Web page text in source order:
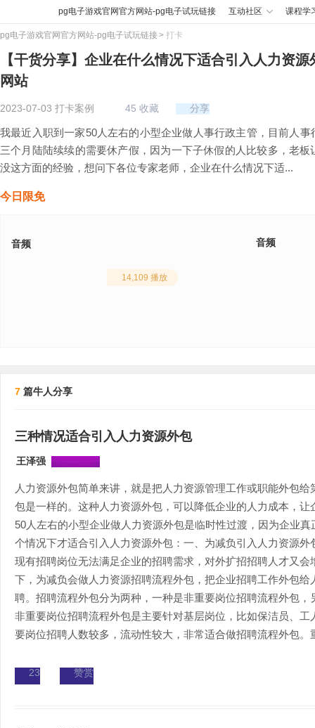
pg电子游戏官网官方网站-pg电子试玩链接 互动社区 课程学
pg电子游戏官网官方网站-pg电子试玩链接 打卡
【干货分享】企业在什么情况下适合引入人力资
网站
2023-07-03 打卡案例 45 收藏 分享
我最近入职到一家50人左右的小型企业做人事行政主管，目前人
三个月陆陆续续的需要休产假，因为一下子休假的人比较多，老
没这方面的经验，想问下各位专家老师，企业在什么情况下适...
今日限免
音频
14,109 播放
音频
7 篇牛人分享
三种情况适合引入人力资源外包
王泽强
人力资源外包简单来讲，就是把人力资源管理工作或职能外包
包是一样的。这种人力资源外包，可以降低企业的人力成本，
50人左右的小型企业做人力资源外包是临时性过渡，因为企业
个情况下才适合引入人力资源外包：一、为减负引入人力资源
现有招聘岗位无法满足企业的招聘需求，对外扩招招聘人才又
下，为减负会做人力资源招聘流程外包，把企业招聘工作外包
聘。招聘流程外包分为两种，一种是非重要岗位招聘流程外包
非重要岗位招聘流程外包是主要针对基层岗位，比如保洁员、
要岗位招聘人数较多，流动性较大，非常适合做招聘流程外包。
23 赞赏